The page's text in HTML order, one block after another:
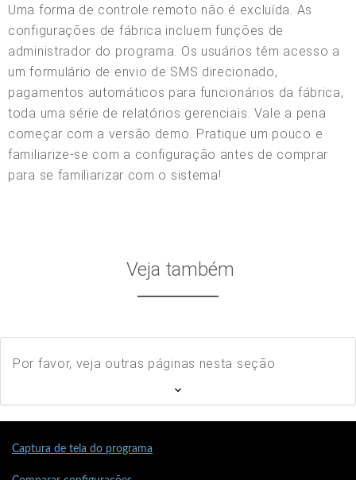
Uma forma de controle remoto não é excluída. As
configurações de fábrica incluem funções de
administrador do programa. Os usuários têm acesso a
um formulário de envio de SMS direcionado,
pagamentos automáticos para funcionários da fábrica,
toda uma série de relatórios gerenciais. Vale a pena
começar com a versão demo. Pratique um pouco e
familiarize-se com a configuração antes de comprar
para se familiarizar com o sistema!
Veja também
Por favor, veja outras páginas nesta seção
Captura de tela do programa